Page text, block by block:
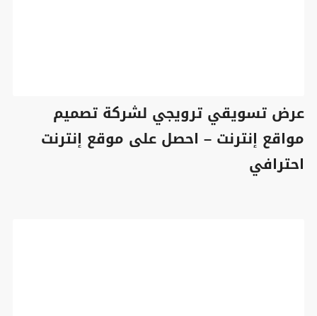
عرض تسويقي ترويجي لشركة تصميم
مواقع إنترنت – احصل على موقع إنترنت
احترافي